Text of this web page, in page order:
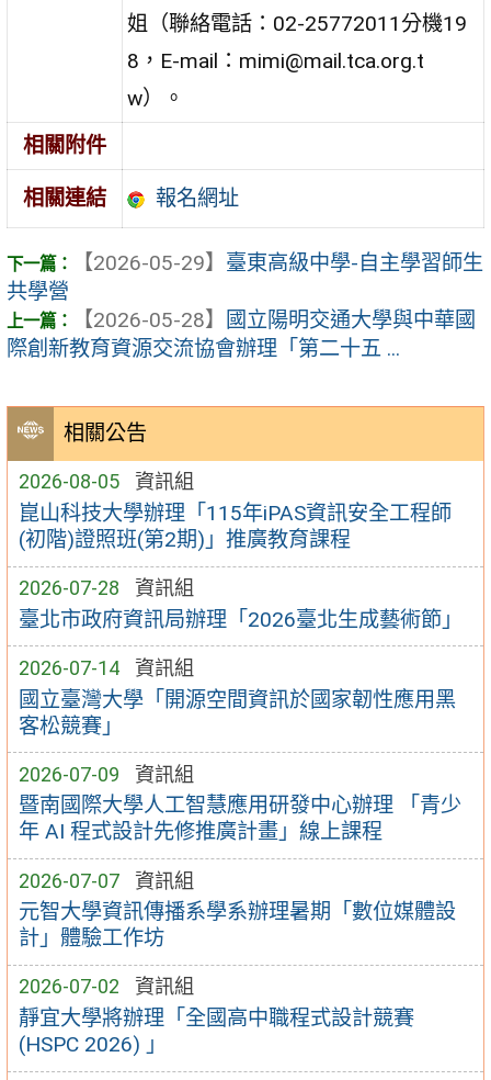
相關公告
2026-08-05 資訊組
崑山科技大學辦理「115年iPAS資訊安全工程師
(初階)證照班(第2期)」推廣教育課程
2026-07-28 資訊組
臺北市政府資訊局辦理「2026臺北生成藝術節」
2026-07-14 資訊組
國立臺灣大學「開源空間資訊於國家韌性應用黑
客松競賽」
2026-07-09 資訊組
暨南國際大學人工智慧應用研發中心辦理 「青少
年 AI 程式設計先修推廣計畫」線上課程
2026-07-07 資訊組
元智大學資訊傳播系學系辦理暑期「數位媒體設
計」體驗工作坊
2026-07-02 資訊組
靜宜大學將辦理「全國高中職程式設計競賽
(HSPC 2026) 」
姐（聯絡電話：02-25772011分機19
8，E-mail：mimi@mail.tca.org.t
w）。
相關附件
相關連結 報名網址
【2026-05-29】 臺東高級中學-自主學習師生
共學營
【2026-05-28】
國立陽明交通大學與中華國
際創新教育資源交流協會辦理「第二十五 ...